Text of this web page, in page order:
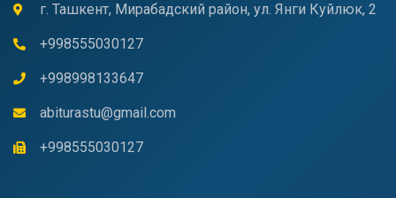
г. Ташкент, Мирабадский район, ул. Янги Куйлюк, 2
+998555030127
+998998133647
abiturastu@gmail.com
+998555030127